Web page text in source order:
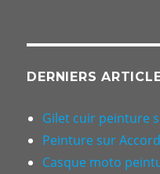
DERNIERS
Gilet cuir peinture
Peinture sur
Casque moto